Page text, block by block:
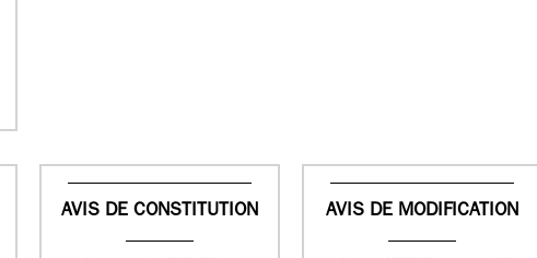
AVIS DE CONSTITUTION AVIS DE MODIFICATION